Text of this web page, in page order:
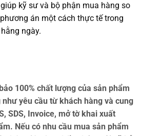
kỹ sư và bộ phận mua hàng so
án một cách thực tế trong
ngày.
100% chất lượng của sản phẩm
như yêu cầu từ khách hàng và cung
SDS, Invoice, mở tờ khai xuất
Nếu có nhu cầu mua sản phẩm